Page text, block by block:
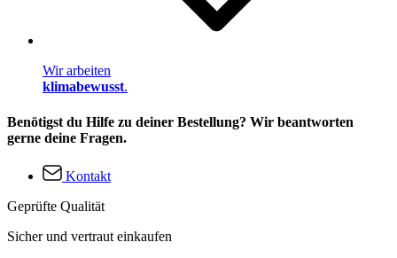
Wir arbeiten
klimabewusst.
Benötigst du Hilfe zu deiner Bestellung? Wir beantworten
gerne deine Fragen.
Kontakt
Geprüfte Qualität
Sicher und vertraut einkaufen